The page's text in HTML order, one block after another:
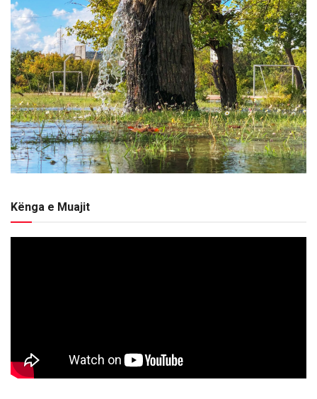
Kënga e Muajit